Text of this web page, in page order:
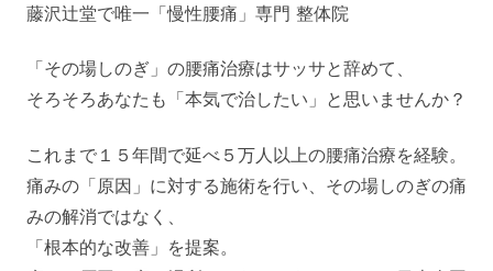
藤沢辻堂で唯一「慢性腰痛」専門 整体院
「その場しのぎ」の腰痛治療はサッサと辞めて、
そろそろあなたも「本気で治したい」と思いませんか？
これまで１５年間で延べ５万人以上の腰痛治療を経験。
痛みの「原因」に対する施術を行い、その場しのぎの痛
みの解消ではなく、
「根本的な改善」を提案。